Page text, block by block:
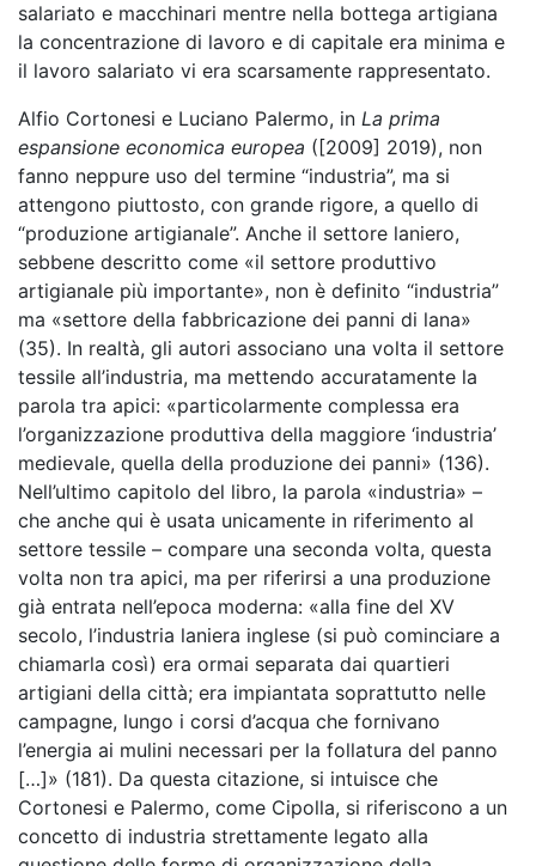
salariato e macchinari mentre nella bottega artigiana
la concentrazione di lavoro e di capitale era minima e
il lavoro salariato vi era scarsamente rappresentato.
Alfio Cortonesi e Luciano Palermo, in La prima
espansione economica europea ([2009] 2019), non
fanno neppure uso del termine “industria”, ma si
attengono piuttosto, con grande rigore, a quello di
“produzione artigianale”. Anche il settore laniero,
sebbene descritto come «il settore produttivo
artigianale più importante», non è definito “industria”
ma «settore della fabbricazione dei panni di lana»
(35). In realtà, gli autori associano una volta il settore
tessile all’industria, ma mettendo accuratamente la
parola tra apici: «particolarmente complessa era
l’organizzazione produttiva della maggiore ‘industria’
medievale, quella della produzione dei panni» (136).
Nell’ultimo capitolo del libro, la parola «industria» –
che anche qui è usata unicamente in riferimento al
settore tessile – compare una seconda volta, questa
volta non tra apici, ma per riferirsi a una produzione
già entrata nell’epoca moderna: «alla fine del XV
secolo, l’industria laniera inglese (si può cominciare a
chiamarla così) era ormai separata dai quartieri
artigiani della città; era impiantata soprattutto nelle
campagne, lungo i corsi d’acqua che fornivano
l’energia ai mulini necessari per la follatura del panno
[…]» (181). Da questa citazione, si intuisce che
Cortonesi e Palermo, come Cipolla, si riferiscono a un
concetto di industria strettamente legato alla